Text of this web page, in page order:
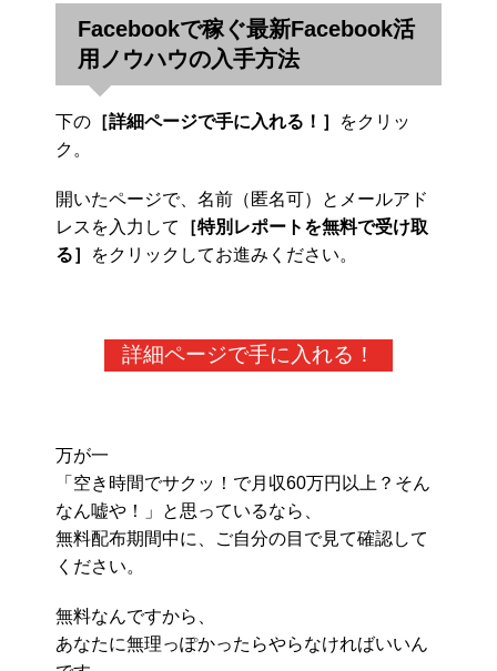
Facebookで稼ぐ最新Facebook活
用ノウハウの入手方法
下の ［詳細ページで手に入れる！］
をクリッ
ク。
開いたページで、名前（匿名可）とメールアド
レスを入力して
［特別レポートを無料で受け取
る］
をクリックしてお進みください。
詳細ページで手に入れる！
万が一
「空き時間でサクッ！で月収60万円以上？そん
なん嘘や！」と思っているなら、
無料配布期間中に、ご自分の目で見て確認して
ください。
無料なんですから、
あなたに無理っぽかったらやらなければいいん